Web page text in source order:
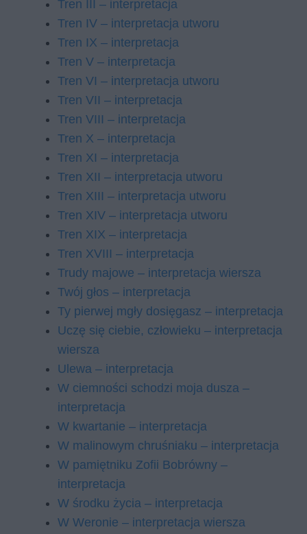
Tren III – interpretacja
Tren IV – interpretacja utworu
Tren IX – interpretacja
Tren V – interpretacja
Tren VI – interpretacja utworu
Tren VII – interpretacja
Tren VIII – interpretacja
Tren X – interpretacja
Tren XI – interpretacja
Tren XII – interpretacja utworu
Tren XIII – interpretacja utworu
Tren XIV – interpretacja utworu
Tren XIX – interpretacja
Tren XVIII – interpretacja
Trudy majowe – interpretacja wiersza
Twój głos – interpretacja
Ty pierwej mgły dosięgasz – interpretacja
Uczę się ciebie, człowieku – interpretacja
wiersza
Ulewa – interpretacja
W ciemności schodzi moja dusza –
interpretacja
W kwartanie – interpretacja
W malinowym chruśniaku – interpretacja
W pamiętniku Zofii Bobrówny –
interpretacja
W środku życia – interpretacja
W Weronie – interpretacja wiersza